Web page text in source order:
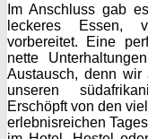
Im Anschluss gab
leckeres Essen,
vorbereitet. Eine
nette
Austausch, denn
unseren
Erschöpft von den
erlebnisreichen